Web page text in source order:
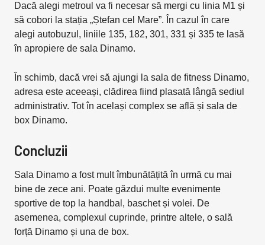
Dacă alegi metroul va fi necesar să mergi cu linia M1 și
să cobori la stația „Ștefan cel Mare”. În cazul în care
alegi autobuzul, liniile 135, 182, 301, 331 și 335 te lasă
în apropiere de sala Dinamo.
În schimb, dacă vrei să ajungi la sala de fitness Dinamo,
adresa este aceeași, clădirea fiind plasată lângă sediul
administrativ. Tot în același complex se află și sala de
box Dinamo.
Concluzii
Sala Dinamo a fost mult îmbunătățită în urmă cu mai
bine de zece ani. Poate găzdui multe evenimente
sportive de top la handbal, baschet și volei. De
asemenea, complexul cuprinde, printre altele, o sală
forță Dinamo și una de box.